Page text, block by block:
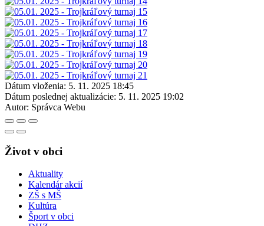
Dátum vloženia: 5. 11. 2025 18:45
Dátum poslednej aktualizácie: 5. 11. 2025 19:02
Autor: Správca Webu
Život v obci
Aktuality
Kalendár akcií
ZŠ s MŠ
Kultúra
Šport v obci